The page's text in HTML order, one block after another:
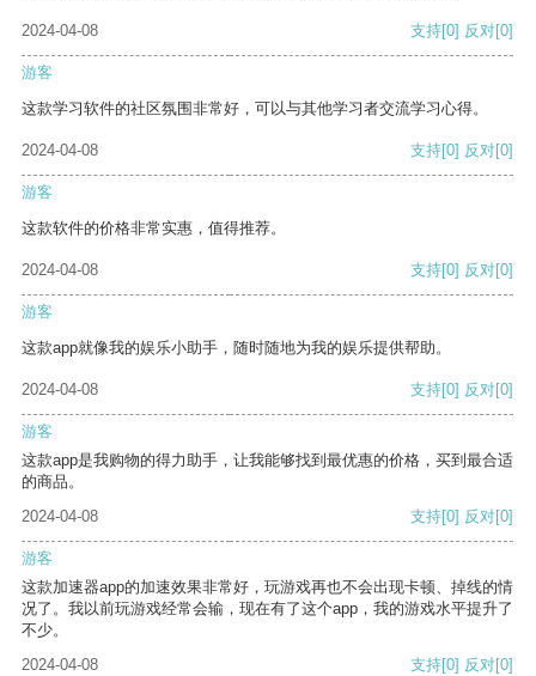
2024-04-08 支持[0] 反对[0]
游客
这款学习软件的社区氛围非常好，可以与其他学习者交流学习心得。
2024-04-08 支持[0] 反对[0]
游客
这款软件的价格非常实惠，值得推荐。
2024-04-08 支持[0] 反对[0]
游客
这款app就像我的娱乐小助手，随时随地为我的娱乐提供帮助。
2024-04-08 支持[0] 反对[0]
游客
这款app是我购物的得力助手，让我能够找到最优惠的价格，买到最合适
的商品。
2024-04-08
支持[0] 反对[0]
游客
这款加速器app的加速效果非常好，玩游戏再也不会出现卡顿、掉线的情
况了。我以前玩游戏经常会输，现在有了这个app，我的游戏水平提升了
不少。
2024-04-08
支持[0] 反对[0]